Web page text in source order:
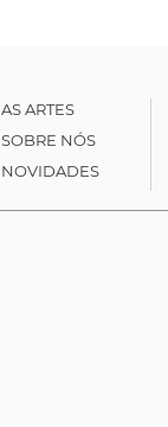
AS ARTES
SOBRE NÓS
NOVIDADES